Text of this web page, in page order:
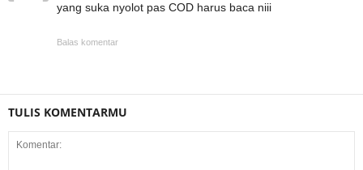
yang suka nyolot pas COD harus baca niii
Balas komentar
TULIS KOMENTARMU